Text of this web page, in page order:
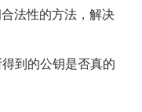
法性的方法，解决
到的公钥是否真的